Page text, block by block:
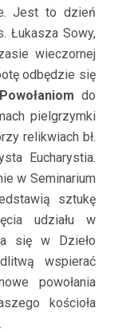
Jest to dzień
Łukasza Sowy,
wieczornej
odbędzie się
do
pielgrzymki
relikwiach bł.
Eucharystia.
w Seminarium
sztukę
udziału w
się w Dzieło
wspierać
powołania
kościoła